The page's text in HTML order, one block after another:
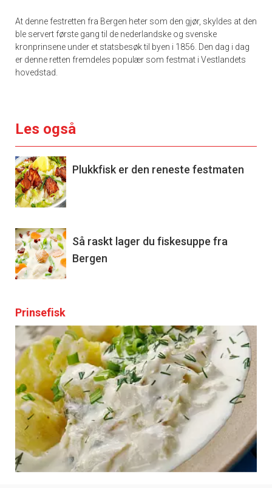
At denne festretten fra Bergen heter som den gjør, skyldes at den
ble servert første gang til de nederlandske og svenske
kronprinsene under et statsbesøk til byen i 1856. Den dag i dag
er denne retten fremdeles populær som festmat i Vestlandets
hovedstad.
Les også
Plukkfisk er den reneste festmaten
Så raskt lager du fiskesuppe fra
Bergen
Prinsefisk